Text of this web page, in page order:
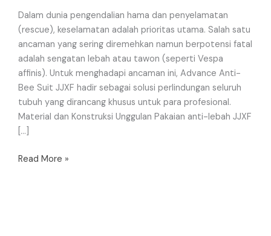
Dalam dunia pengendalian hama dan penyelamatan
(rescue), keselamatan adalah prioritas utama. Salah satu
ancaman yang sering diremehkan namun berpotensi fatal
adalah sengatan lebah atau tawon (seperti Vespa
affinis). Untuk menghadapi ancaman ini, Advance Anti-
Bee Suit JJXF hadir sebagai solusi perlindungan seluruh
tubuh yang dirancang khusus untuk para profesional.
Material dan Konstruksi Unggulan Pakaian anti-lebah JJXF
[…]
Read More »